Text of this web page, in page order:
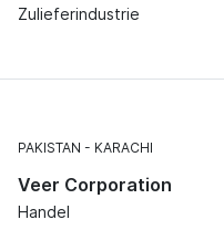
Zulieferindustrie
PAKISTAN KARACHI
Veer Corporation
Handel